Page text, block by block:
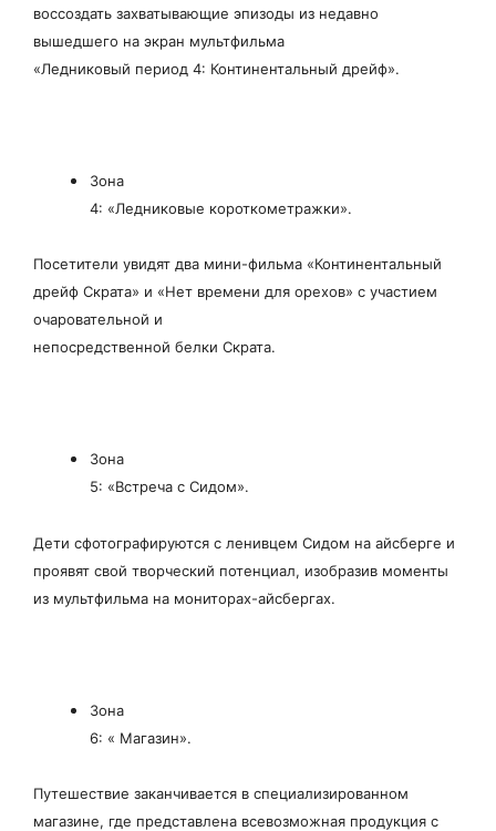
воссоздать захватывающие эпизоды из недавно
вышедшего на экран мультфильма
«Ледниковый период 4: Континентальный дрейф».
Зона
4: «Ледниковые короткометражки».
Посетители увидят два мини-фильма «Континентальный
дрейф Скрата» и «Нет времени для орехов» с участием
очаровательной и
непосредственной белки Скрата.
Зона
5: «Встреча с Сидом».
Дети сфотографируются с ленивцем Сидом на айсберге и
проявят свой творческий потенциал, изобразив моменты
из мультфильма на мониторах-айсбергах.
Зона
6: « Магазин».
Путешествие заканчивается в специализированном
магазине, где представлена всевозможная продукция с